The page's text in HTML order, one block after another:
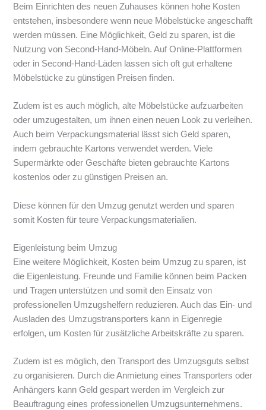
Beim Einrichten des neuen Zuhauses können hohe Kosten
entstehen, insbesondere wenn neue Möbelstücke angeschafft
werden müssen. Eine Möglichkeit, Geld zu sparen, ist die
Nutzung von Second-Hand-Möbeln. Auf Online-Plattformen
oder in Second-Hand-Läden lassen sich oft gut erhaltene
Möbelstücke zu günstigen Preisen finden.
Zudem ist es auch möglich, alte Möbelstücke aufzuarbeiten
oder umzugestalten, um ihnen einen neuen Look zu verleihen.
Auch beim Verpackungsmaterial lässt sich Geld sparen,
indem gebrauchte Kartons verwendet werden. Viele
Supermärkte oder Geschäfte bieten gebrauchte Kartons
kostenlos oder zu günstigen Preisen an.
Diese können für den Umzug genutzt werden und sparen
somit Kosten für teure Verpackungsmaterialien.
Eigenleistung beim Umzug
Eine weitere Möglichkeit, Kosten beim Umzug zu sparen, ist
die Eigenleistung. Freunde und Familie können beim Packen
und Tragen unterstützen und somit den Einsatz von
professionellen Umzugshelfern reduzieren. Auch das Ein- und
Ausladen des Umzugstransporters kann in Eigenregie
erfolgen, um Kosten für zusätzliche Arbeitskräfte zu sparen.
Zudem ist es möglich, den Transport des Umzugsguts selbst
zu organisieren. Durch die Anmietung eines Transporters oder
Anhängers kann Geld gespart werden im Vergleich zur
Beauftragung eines professionellen Umzugsunternehmens.